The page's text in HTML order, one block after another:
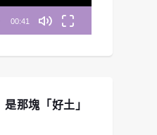
00:41
那塊「好土」